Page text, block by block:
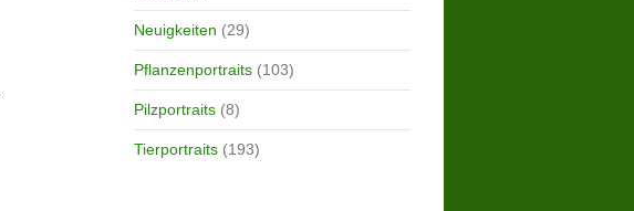
Neuigkeiten (29)
Pflanzenportraits(103)
Pilzportraits(8)
Tierportraits(193)